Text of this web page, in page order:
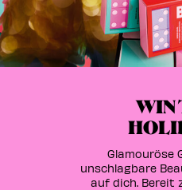
WIN
Glamouröse
unschlagbare
auf dich. Bereit